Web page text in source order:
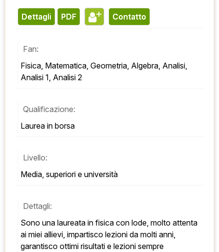
Dettagli PDF contatto
Fan:
Fisica, Matematica, Geometria, Algebra, Analisi,
Analisi 1, Analisi 2
Qualificazione:
Laurea in borsa
Livello:
Media, superiori e università
Dettagli:
sono una laureata in fisica con lode, molto attenta
ai miei allievi, impartisco lezioni da molti anni,
garantisco ottimi risultati e lezioni sempre